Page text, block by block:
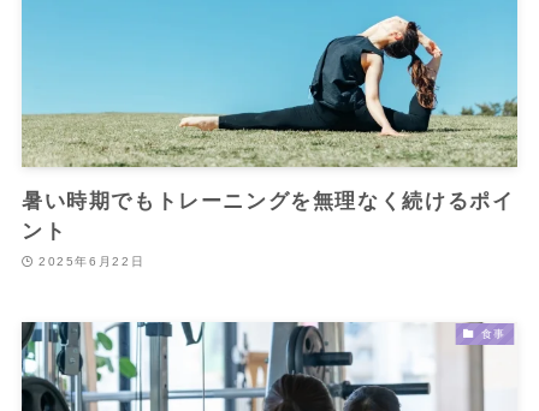
暑い時期でもトレーニングを無理なく続けるポイ
ント
2025年6月22日
食事